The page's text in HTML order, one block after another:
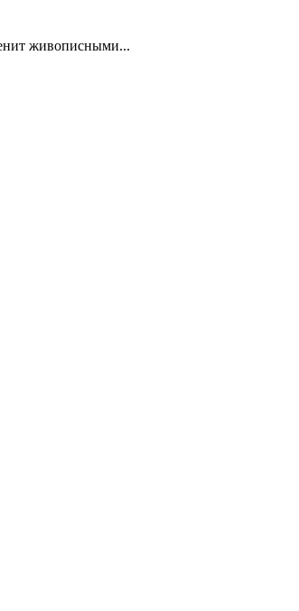
живописными...